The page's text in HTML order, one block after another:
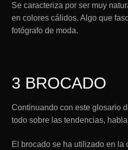
Se caracteriza por ser muy
en colores cálidos. Algo que
fotógrafo de moda.
3 BROCADO
Continuando con este glosario
todo sobre las tendencias,
El brocado se ha utilizado en la